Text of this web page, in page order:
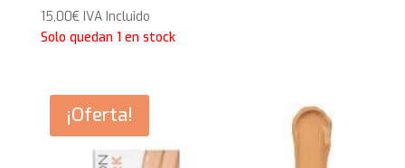
15,00€ IVA Incluido
Solo quedan 1 en stock
¡Oferta!